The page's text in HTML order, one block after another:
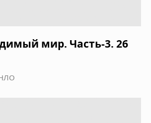
мир. Часть-3. 26